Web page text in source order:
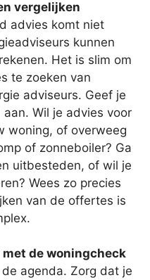
vergelijken
advies komt niet
kunnen
Het is slim om
te zoeken van
adviseurs. Geef je
Wil je advies voor
woning, of overweeg
of zonneboiler? Ga
uitbesteden, of wil je
Wees zo precies
van de offertes is
de woningcheck
agenda. Zorg dat je